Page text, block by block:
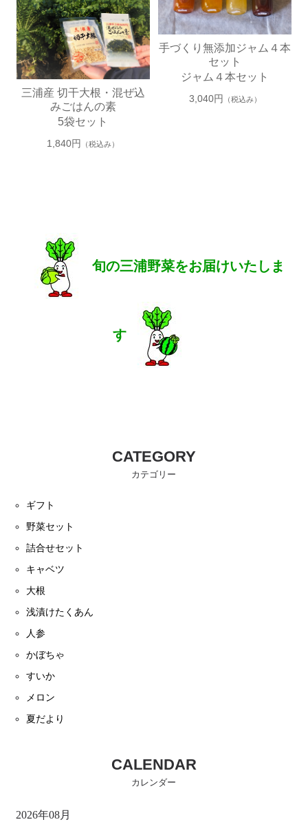
三浦産 切干大根・混ぜ込
みごはんの素
5袋セット
1,840円 （税込み）
手づくり無添加ジャム４本
セット
ジャム４本セット
3,040円 （税込み）
旬の三浦野菜をお届けいたしま
す
CATEGORY
カテゴリー
ギフト
野菜セット
詰合せセット
キャベツ
大根
浅漬けたくあん
人参
かぼちゃ
すいか
メロン
夏だより
CALENDAR
カレンダー
2026年08月